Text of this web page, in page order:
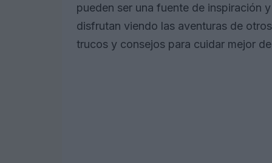
pueden ser una fuente de inspiración
disfrutan viendo las aventuras de
trucos y consejos para cuidar mejor